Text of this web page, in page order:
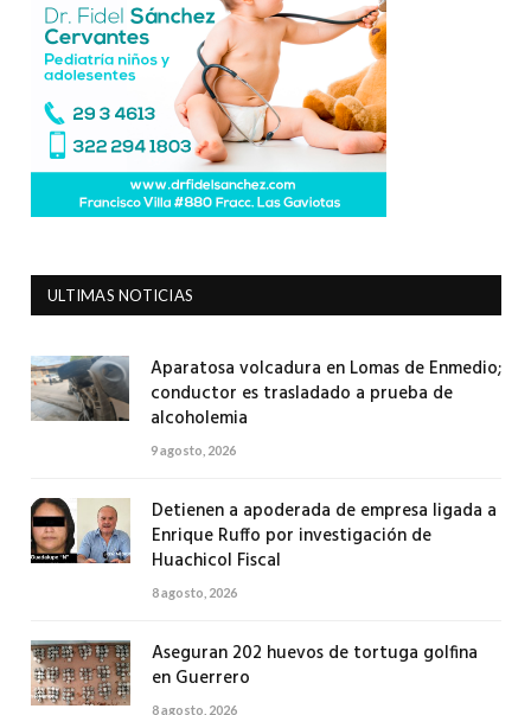
ULTIMAS NOTICIAS
Aparatosa volcadura en Lomas de Enmedio;
conductor es trasladado a prueba de
alcoholemia
9 agosto, 2026
Detienen a apoderada de empresa ligada a
Enrique Ruffo por investigación de
Huachicol Fiscal
8 agosto, 2026
Aseguran 202 huevos de tortuga golfina
en Guerrero
8 agosto, 2026